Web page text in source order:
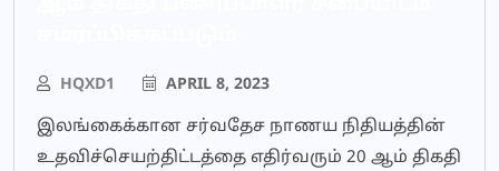
HQXD1 APRIL 8, 2023
இலங்கைக்கான சர்வதேச நாணய நிதியத்தின்
உதவிச்செயற்திட்டத்தை எதிர்வரும் 20 ஆம் திகதி